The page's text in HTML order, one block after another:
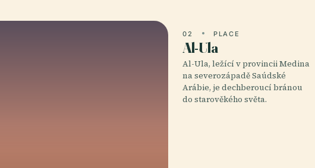
02 PLACE
Al-Ula
Al-Ula, ležící v provincii Medina
na severozápadě Saúdské
Arábie, je dechberoucí bránou
do starověkého světa.